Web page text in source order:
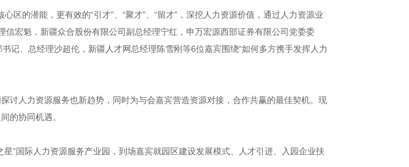
区的潜能，更有效的“引才”、“聚才”、“留才”，深挖人力资源价值，通过人力资源业
宏魁，新疆众合股份有限公司副总经理宁红，申万宏源西部证券有限公司党委委
记、总经理沙超伦，新疆人才网总经理陈雪刚等6位嘉宾围绕“如何多方携手发挥人力
讨人力资源服务也新趋势，同时为与会嘉宾营造资源对接，合作共赢的最佳契机。现
的协同机遇。
”国际人力资源服务产业园，到场嘉宾就园区建设发展模式、人才引进、入园企业扶